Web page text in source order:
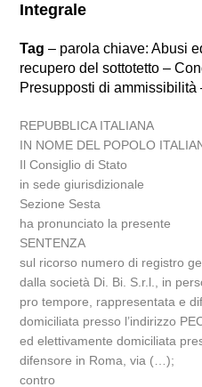
Integrale
Tag – parola chiave: Abusi
recupero del sottotetto –
Presupposti di
REPUBBLICA ITALIANA
IN NOME DEL POPOLO
Il Consiglio di Stato
in sede giurisdizionale
Sezione Sesta
ha pronunciato la presente
SENTENZA
sul ricorso numero di registro
dalla società Di. Bi. S.r.l., in
pro tempore, rappresentata e
domiciliata presso l’indirizzo
ed elettivamente domiciliata
difensore in Roma, via (…);
contro